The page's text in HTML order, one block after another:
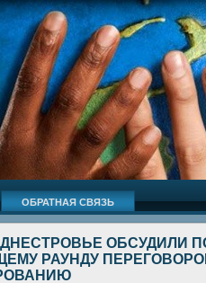
ОБРАТНАЯ СВЯЗЬ
ОБСУДИЛИ
РАУНДУ